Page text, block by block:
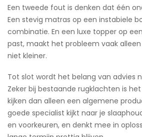
Een tweede fout is denken dat één
Een stevig matras op een instabiele
combinatie. En een luxe topper op
past, maakt het probleem vaak
niet kleiner.
Tot slot wordt het belang van advies
Zeker bij bestaande rugklachten is
kijken dan alleen een algemene
goede specialist kijkt naar je
en voorkeuren, en denkt mee in